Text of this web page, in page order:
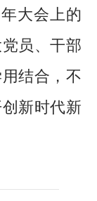
大会上的
员、干部
结合，不
新时代新